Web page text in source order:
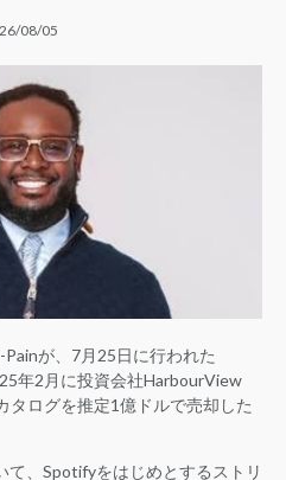
08/05
が、7月25日に行われた
年2月に投資会社HarbourView
ログを推定1億ドルで売却した
て、Spotifyをはじめとするストリ